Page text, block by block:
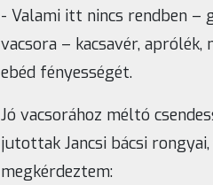
- Valami itt nincs rendben –
vacsora – kacsavér,
ebéd fényességét.
Jó vacsorához méltó
jutottak Jancsi bácsi
megkérdeztem: